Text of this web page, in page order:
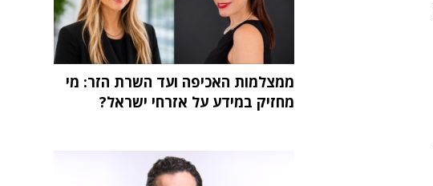
ממצלמות האכיפה ועד השרת הזר: מי
מחזיק במידע על אזרחי ישראל?